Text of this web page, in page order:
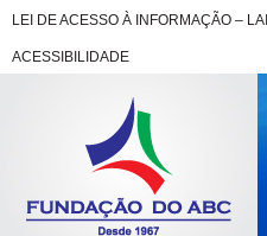
LEI DE ACESSO À INFORMAÇÃO – LAI
ACESSIBILIDADE